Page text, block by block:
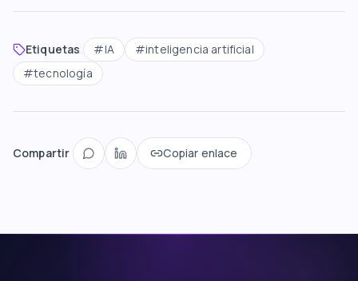
Etiquetas #IA #inteligencia artificial
#tecnología
Compartir Copiar enlace